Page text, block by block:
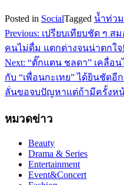
Posted in SocialTagged น้ำท่วม
แนะแนว
เรื่อง
Previous: เปรียบเทียบชัด ๆ ส
คนไม่ดื่ม แตกต่างจนน่าตกใจ!
Next: “ตั๊กแตน ชลดา” เคลื่อ
กับ “เพื่อนกะเทย” ได้ยินชัด
ลั่นขอจบปัญหาแต่ถ้ามีครั้งห
หมวดข่าว
Beauty
Drama & Series
Entertainment
Event&Concert